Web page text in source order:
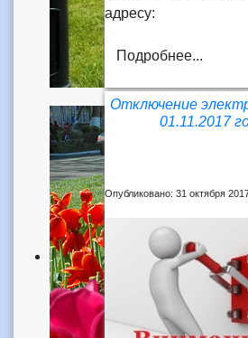
адресу:
Подробнее...
Отключение
01.11.2017
Опубликовано: 31 октября